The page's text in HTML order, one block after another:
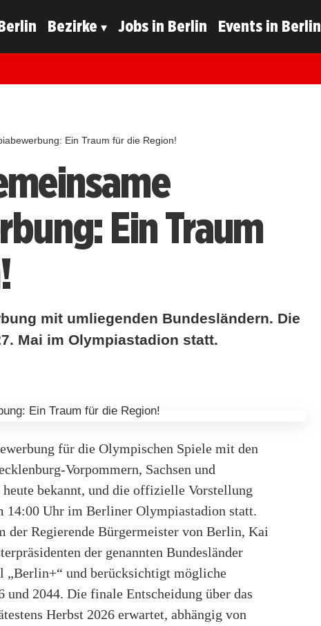
Bezirke Jobs in Berlin Events in Berlin
Ein Traum für die Region!
Ein Traum
mit umliegenden Bundesländern. Die
Mai im Olympiastadion statt.
für die Olympischen Spiele mit den
Vorpommern, Sachsen und
bekannt, und die offizielle Vorstellung
14:00 Uhr im Berliner Olympiastadion statt.
der Regierende Bürgermeister von Berlin, Kai
der genannten Bundesländer
„Berlin+“ und berücksichtigt mögliche
und 2044. Die finale Entscheidung über das
Herbst 2026 erwartet, abhängig von